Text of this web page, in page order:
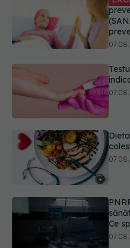
Ce
este